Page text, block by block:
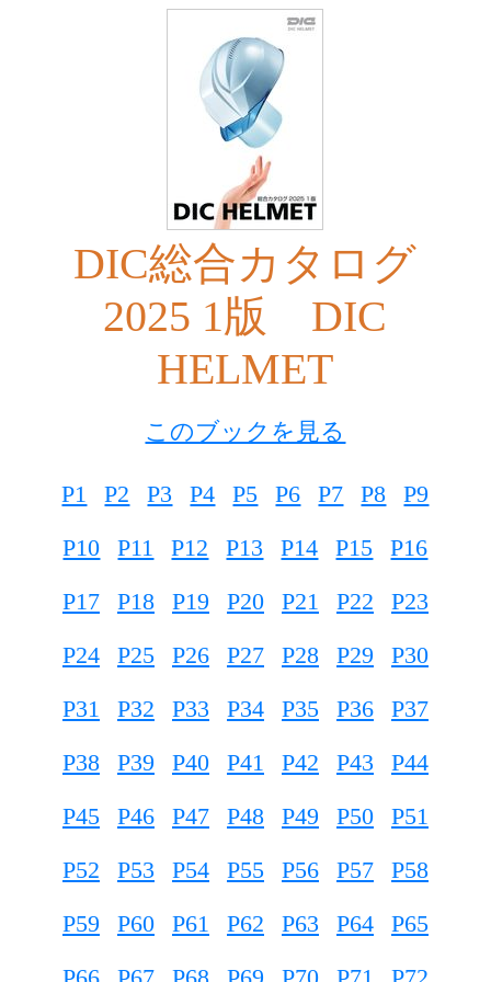
DIC総合カタログ
2025 1版 DIC
HELMET
このブックを見る
P1 P2 P3 P4 P5 P6 P7 P8
P9
P10
P11 P12 P13 P14 P15
P16
P17
P18 P19 P20 P21 P22
P23
P24
P25 P26 P27 P28 P29
P30
P31
P32 P33 P34 P35 P36
P37
P38
P39 P40 P41 P42 P43
P44
P45
P46 P47 P48 P49 P50
P51
P52
P53 P54 P55 P56 P57
P58
P59
P60 P61 P62 P63 P64
P65